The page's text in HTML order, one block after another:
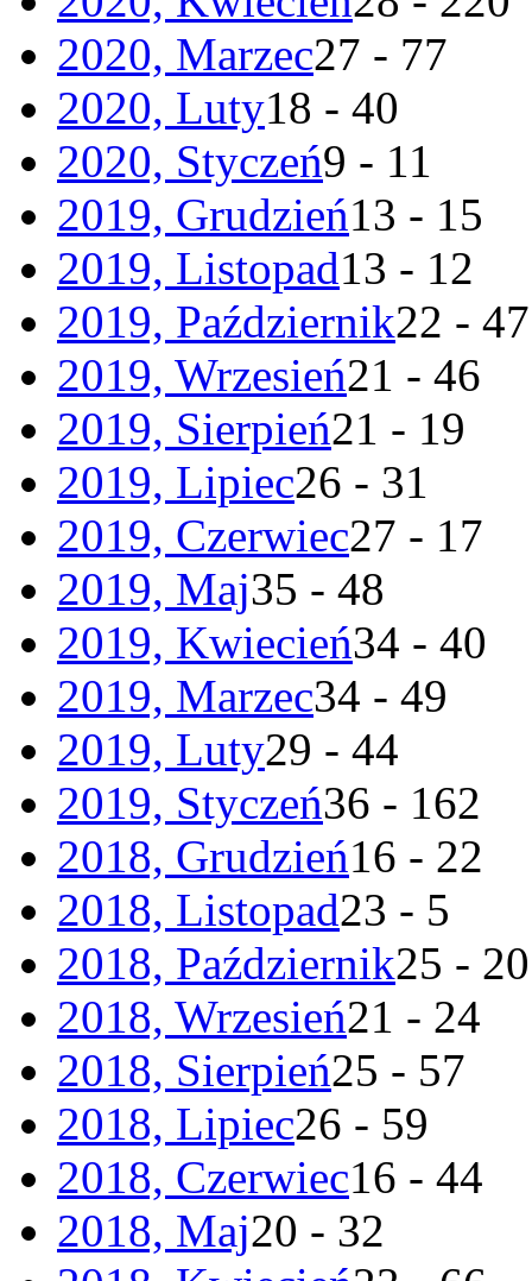
2020, Marzec27 - 77
2020, Luty18 - 40
2020, Styczeń9 - 11
2019, Grudzień13 - 15
2019, Listopad13 - 12
2019, Październik22 - 47
2019, Wrzesień21 - 46
2019, Sierpień21 - 19
2019, Lipiec26 - 31
2019, Czerwiec27 - 17
2019, Maj35 - 48
2019, Kwiecień34 - 40
2019, Marzec34 - 49
2019, Luty29 - 44
2019, Styczeń36 - 162
2018, Grudzień16 - 22
2018, Listopad23 - 5
2018, Październik25 - 20
2018, Wrzesień21 - 24
2018, Sierpień25 - 57
2018, Lipiec26 - 59
2018, Czerwiec16 - 44
2018, Maj20 - 32